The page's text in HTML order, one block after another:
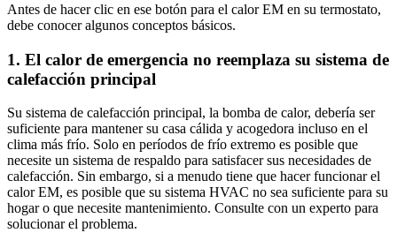
Antes de hacer clic en ese botón para el calor EM en su termostato,
debe conocer algunos conceptos básicos.
1. El calor de emergencia no reemplaza su sistema de
calefacción principal
Su sistema de calefacción principal, la bomba de calor, debería ser
suficiente para mantener su casa cálida y acogedora incluso en el
clima más frío. Solo en períodos de frío extremo es posible que
necesite un sistema de respaldo para satisfacer sus necesidades de
calefacción. Sin embargo, si a menudo tiene que hacer funcionar el
calor EM, es posible que su sistema HVAC no sea suficiente para su
hogar o que necesite mantenimiento. Consulte con un experto para
solucionar el problema.